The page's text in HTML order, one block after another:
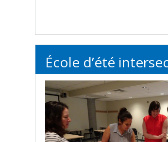
École d’été